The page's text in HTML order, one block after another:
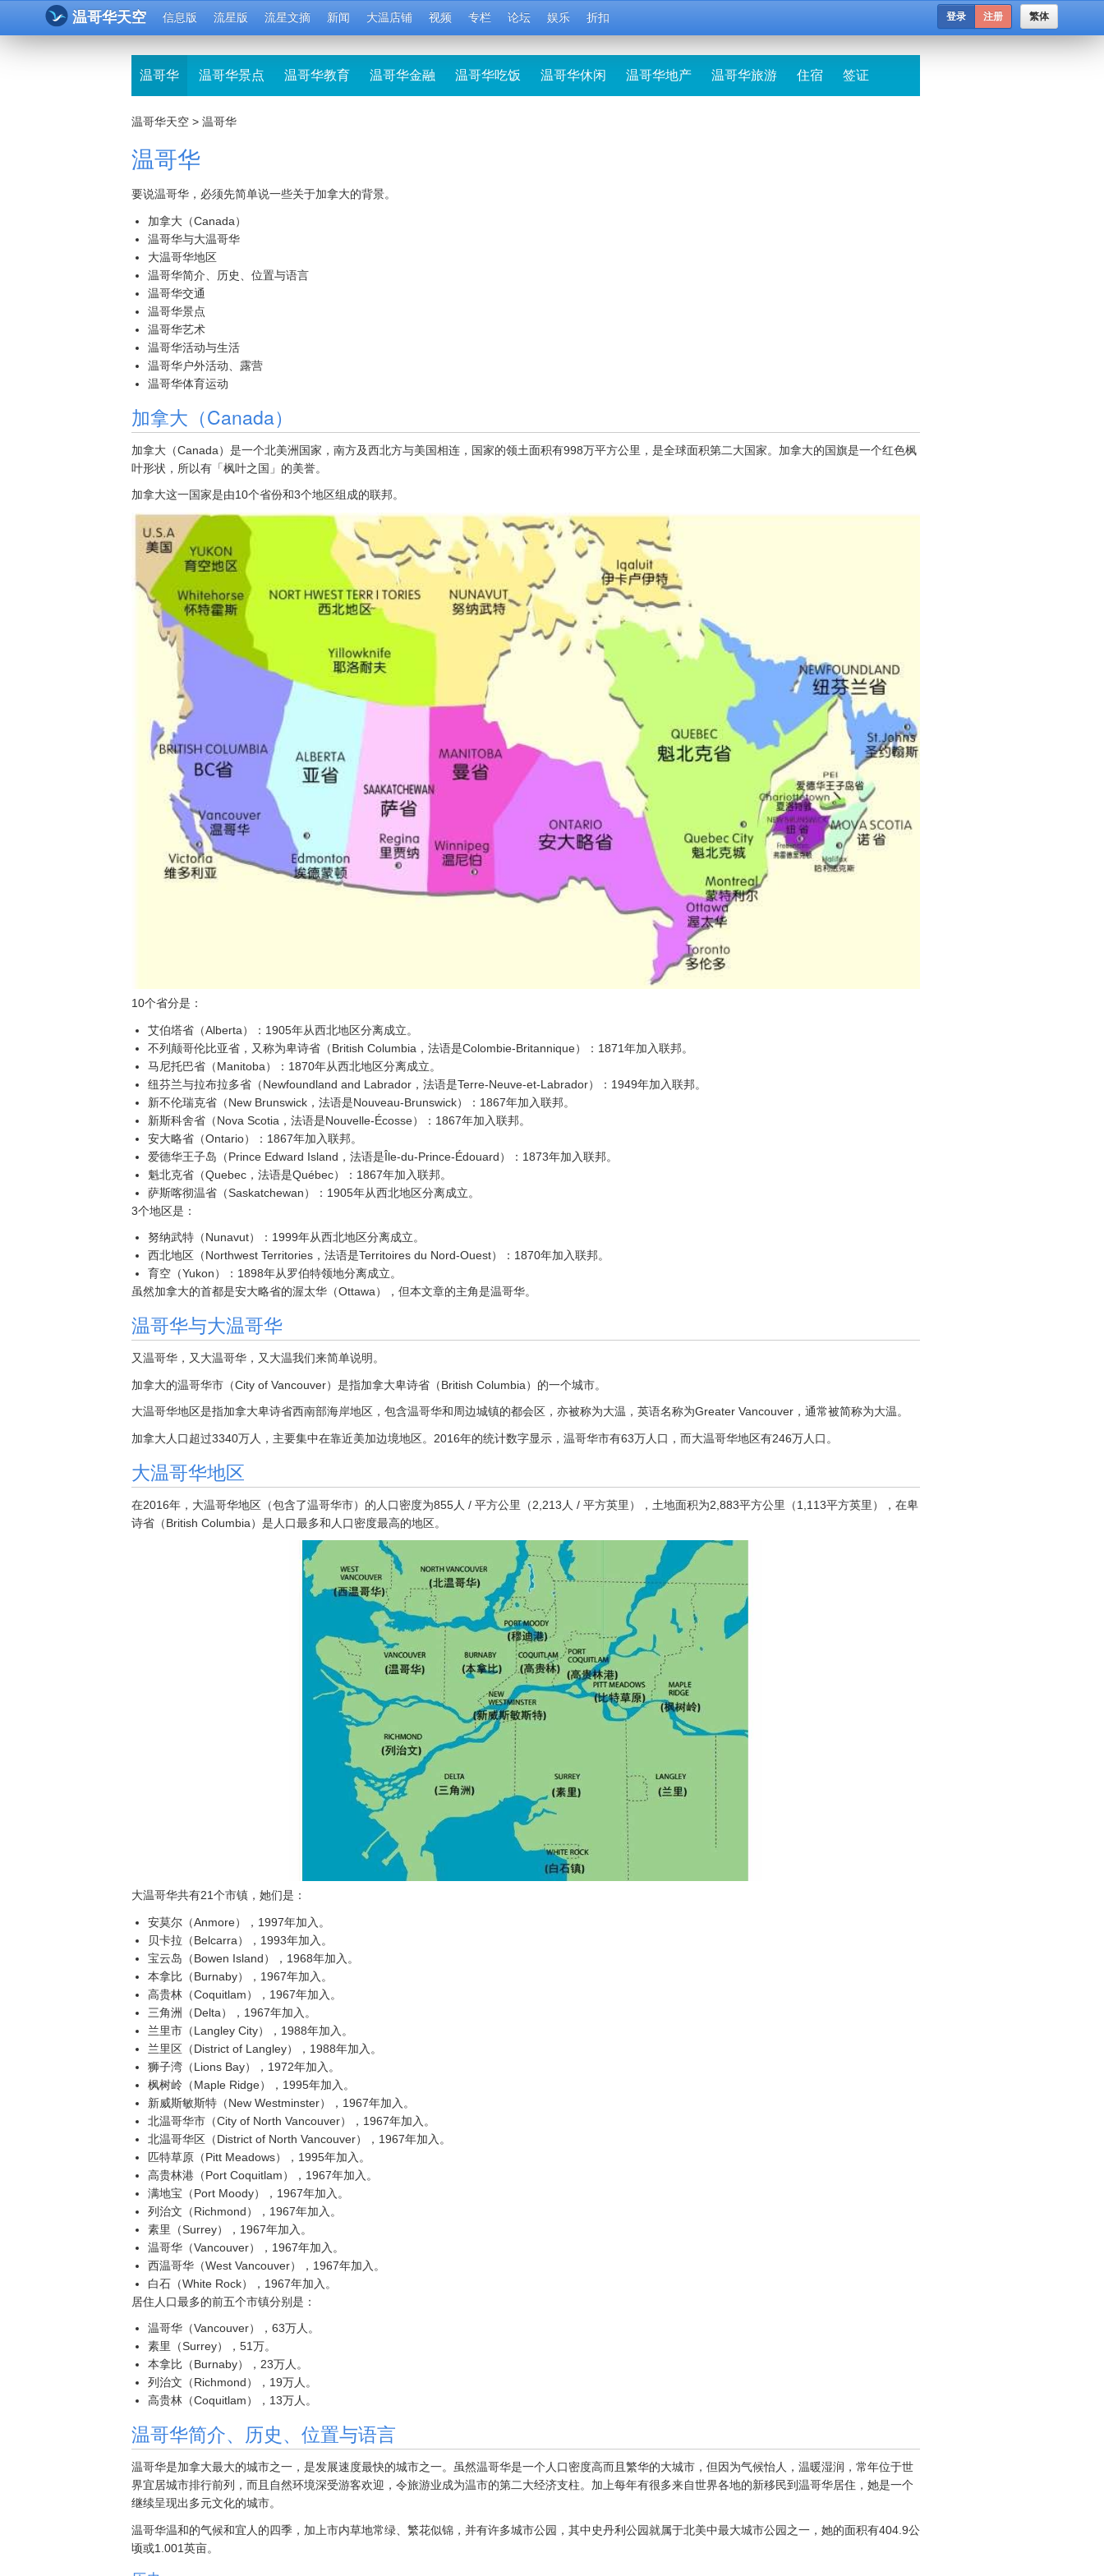
温哥华天空 信息版 流星版 流星文摘 新闻 大温店铺 视频 专栏 论坛 娱乐 折扣 繁体
登录 注册
温哥华 温哥华景点 温哥华教育 温哥华金融 温哥华吃饭 温哥华休闲 温哥华地产 温哥华旅游 住宿 签证
温哥华天空 > 温哥华
温哥华
要说温哥华，必须先简单说一些关于加拿大的背景。
加拿大（Canada）
温哥华与大温哥华
大温哥华地区
温哥华简介、历史、位置与语言
温哥华交通
温哥华景点
温哥华艺术
温哥华活动与生活
温哥华户外活动、露营
温哥华体育运动
加拿大（Canada）
加拿大（Canada）是一个北美洲国家，南方及西北方与美国相连，国家的领土面积有998万平方公里，是全球面积第二大国家。加拿大的国旗是一个红色枫
叶形状，所以有「枫叶之国」的美誉。
加拿大这一国家是由10个省份和3个地区组成的联邦。
10个省分是：
艾伯塔省（Alberta）：1905年从西北地区分离成立。
不列颠哥伦比亚省，又称为卑诗省（British Columbia，法语是Colombie-Britannique）：1871年加入联邦。
马尼托巴省（Manitoba）：1870年从西北地区分离成立。
纽芬兰与拉布拉多省（Newfoundland and Labrador，法语是Terre-Neuve-et-Labrador）：1949年加入联邦。
新不伦瑞克省（New Brunswick，法语是Nouveau-Brunswick）：1867年加入联邦。
新斯科舍省（Nova Scotia，法语是Nouvelle-Écosse）：1867年加入联邦。
安大略省（Ontario）：1867年加入联邦。
爱德华王子岛（Prince Edward Island，法语是Île-du-Prince-Édouard）：1873年加入联邦。
魁北克省（Quebec，法语是Québec）：1867年加入联邦。
萨斯喀彻温省（Saskatchewan）：1905年从西北地区分离成立。
3个地区是：
努纳武特（Nunavut）：1999年从西北地区分离成立。
西北地区（Northwest Territories，法语是Territoires du Nord-Ouest）：1870年加入联邦。
育空（Yukon）：1898年从罗伯特领地分离成立。
虽然加拿大的首都是安大略省的渥太华（Ottawa），但本文章的主角是温哥华。
温哥华与大温哥华
又温哥华，又大温哥华，又大温我们来简单说明。
加拿大的温哥华市（City of Vancouver）是指加拿大卑诗省（British Columbia）的一个城市。
大温哥华地区是指加拿大卑诗省西南部海岸地区，包含温哥华和周边城镇的都会区，亦被称为大温，英语名称为Greater Vancouver，通常被简称为大温。
加拿大人口超过3340万人，主要集中在靠近美加边境地区。2016年的统计数字显示，温哥华市有63万人口，而大温哥华地区有246万人口。
大温哥华地区
在2016年，大温哥华地区（包含了温哥华市）的人口密度为855人 / 平方公里（2,213人 / 平方英里），土地面积为2,883平方公里（1,113平方英里），在卑
诗省（British Columbia）是人口最多和人口密度最高的地区。
大温哥华共有21个市镇，她们是：
安莫尔（Anmore），1997年加入。
贝卡拉（Belcarra），1993年加入。
宝云岛（Bowen Island），1968年加入。
本拿比（Burnaby），1967年加入。
高贵林（Coquitlam），1967年加入。
三角洲（Delta），1967年加入。
兰里市（Langley City），1988年加入。
兰里区（District of Langley），1988年加入。
狮子湾（Lions Bay），1972年加入。
枫树岭（Maple Ridge），1995年加入。
新威斯敏斯特（New Westminster），1967年加入。
北温哥华市（City of North Vancouver），1967年加入。
北温哥华区（District of North Vancouver），1967年加入。
匹特草原（Pitt Meadows），1995年加入。
高贵林港（Port Coquitlam），1967年加入。
满地宝（Port Moody），1967年加入。
列治文（Richmond），1967年加入。
素里（Surrey），1967年加入。
温哥华（Vancouver），1967年加入。
西温哥华（West Vancouver），1967年加入。
白石（White Rock），1967年加入。
居住人口最多的前五个市镇分别是：
温哥华（Vancouver），63万人。
素里（Surrey），51万。
本拿比（Burnaby），23万人。
列治文（Richmond），19万人。
高贵林（Coquitlam），13万人。
温哥华简介、历史、位置与语言
温哥华是加拿大最大的城市之一，是发展速度最快的城市之一。虽然温哥华是一个人口密度高而且繁华的大城市，但因为气候怡人，温暖湿润，常年位于世
界宜居城市排行前列，而且自然环境深受游客欢迎，令旅游业成为温市的第二大经济支柱。加上每年有很多来自世界各地的新移民到温哥华居住，她是一个
继续呈现出多元文化的城市。
温哥华温和的气候和宜人的四季，加上市内草地常绿、繁花似锦，并有许多城市公园，其中史丹利公园就属于北美中最大城市公园之一，她的面积有404.9公
顷或1.001英亩。